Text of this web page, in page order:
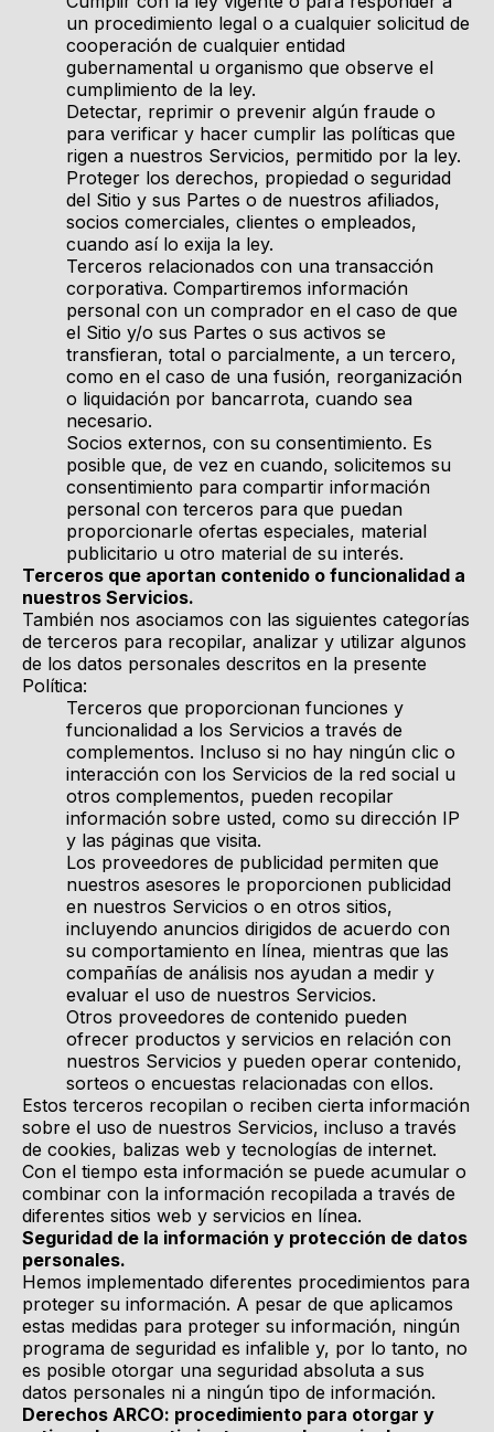
un procedimiento legal o a cualquier solicitud de
cooperación de cualquier entidad
gubernamental u organismo que observe el
cumplimiento de la ley.
Detectar, reprimir o prevenir algún fraude o
para verificar y hacer cumplir las políticas que
rigen a nuestros Servicios, permitido por la ley.
Proteger los derechos, propiedad o seguridad
del Sitio y sus Partes o de nuestros afiliados,
socios comerciales, clientes o empleados,
cuando así lo exija la ley.
Terceros relacionados con una transacción
corporativa. Compartiremos información
personal con un comprador en el caso de que
el Sitio y/o sus Partes o sus activos se
transfieran, total o parcialmente, a un tercero,
como en el caso de una fusión, reorganización
o liquidación por bancarrota, cuando sea
necesario.
Socios externos, con su consentimiento. Es
posible que, de vez en cuando, solicitemos su
consentimiento para compartir información
personal con terceros para que puedan
proporcionarle ofertas especiales, material
publicitario u otro material de su interés.
Terceros que aportan contenido o funcionalidad a
nuestros Servicios.
También nos asociamos con las siguientes categorías
de terceros para recopilar, analizar y utilizar algunos
de los datos personales descritos en la presente
Política:
Terceros que proporcionan funciones y
funcionalidad a los Servicios a través de
complementos. Incluso si no hay ningún clic o
interacción con los Servicios de la red social u
otros complementos, pueden recopilar
información sobre usted, como su dirección IP
y las páginas que visita.
Los proveedores de publicidad permiten que
nuestros asesores le proporcionen publicidad
en nuestros Servicios o en otros sitios,
incluyendo anuncios dirigidos de acuerdo con
su comportamiento en línea, mientras que las
compañías de análisis nos ayudan a medir y
evaluar el uso de nuestros Servicios.
Otros proveedores de contenido pueden
ofrecer productos y servicios en relación con
nuestros Servicios y pueden operar contenido,
sorteos o encuestas relacionadas con ellos.
Estos terceros recopilan o reciben cierta información
sobre el uso de nuestros Servicios, incluso a través
de cookies, balizas web y tecnologías de internet.
Con el tiempo esta información se puede acumular o
combinar con la información recopilada a través de
diferentes sitios web y servicios en línea.
Seguridad de la información y protección de datos
personales.
Hemos implementado diferentes procedimientos para
proteger su información. A pesar de que aplicamos
estas medidas para proteger su información, ningún
programa de seguridad es infalible y, por lo tanto, no
es posible otorgar una seguridad absoluta a sus
datos personales ni a ningún tipo de información.
Derechos ARCO: procedimiento para otorgar y